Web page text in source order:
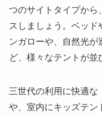
つのサイトタイプから
スしましょう。ベッド
ンガローや、自然光
ど、様々なテントが並
三世代の利用に快適な
や、室内にキッズテン